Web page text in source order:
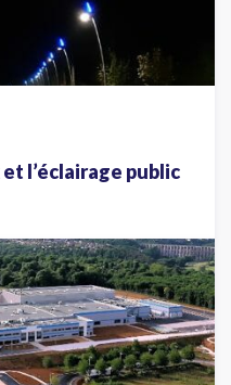
l’éclairage public